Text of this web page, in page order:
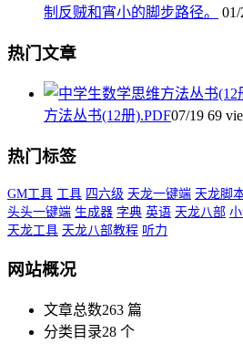
制反贼和宵小的脚步路径。
01/
热门文章
方法丛书(12册).PDF07/19 69
热门标签
GM工具 工具 四六级 天龙一键端 天龙脚
头头一键端 生成器 字典 英语 天龙八部
天龙工具 天龙八部教程 听力
网站概况
文章总数263 篇
分类目录28 个